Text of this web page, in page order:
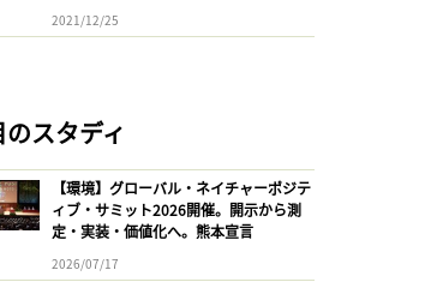
2021/12/25
スタディ
【環境】グローバル・ネイチャーポジテ
ィブ・サミット2026開催。開示から測
定・実装・価値化へ。熊本宣言
2026/07/17